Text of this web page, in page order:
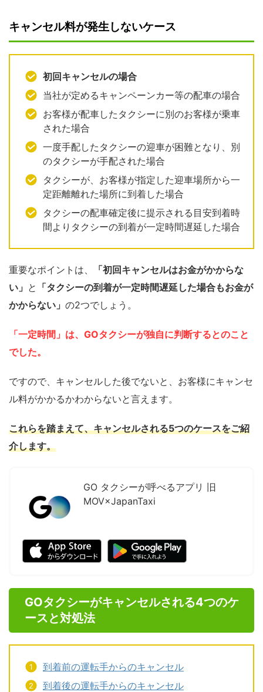
キャンセル料が発生しないケース
初回キャンセルの場合
当社が定めるキャンペーンカー等の配車の場合
お客様が配車したタクシーに別のお客様が乗車
された場合
一度手配したタクシーの迎車が困難となり、別
のタクシーが手配された場合
タクシーが、お客様が指定した迎車場所から一
定距離離れた場所に到着した場合
タクシーの配車確定後に提示される目安到着時
間よりタクシーの到着が一定時間遅延した場合
重要なポイントは、
「初回キャンセルはお金がかからな
い」 と 「タクシーの到着が一定時間遅延した場合もお金が
かからない」 の2つでしょう。
「一定時間」は、GOタクシーが独自に判断するとのこと
でした。
ですので、キャンセルした後でないと、お客様にキャンセ
ル料がかかるかわからないと言えます。
これらを踏まえて、キャンセルされる5つのケースをご紹
介します。
GO タクシーが呼べるアプリ 旧
MOV×JapanTaxi
GOタクシーがキャンセルされる4つのケ
ースと対処法
到着前の運転手からのキャンセル
到着後の運転手からのキャンセル